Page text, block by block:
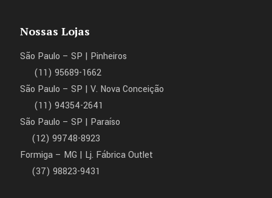
Nossas Lojas
São Paulo – SP | Pinheiros
(11) 95689-1662
São Paulo – SP | V. Nova Conceição
(11) 94354-2641
São Paulo – SP | Paraíso
(12) 99748-8923
Formiga – MG | Lj. Fábrica Outlet
(37) 98823-9431